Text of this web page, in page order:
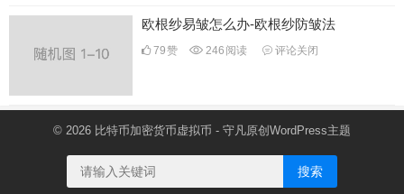
欧根纱易皱怎么办-欧根纱防皱法
79赞 246 阅读 评论关闭
© 2026 比特币加密货币虚拟币 - 守凡原创 WordPress主题
搜索